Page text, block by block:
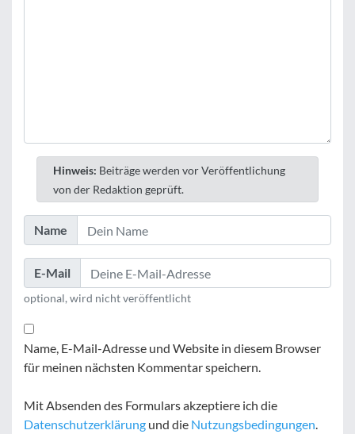
Hinweis: Beiträge werden vor Veröffentlichung
von der Redaktion geprüft.
Name
E-Mail
optional, wird nicht veröffentlicht
Name, E-Mail-Adresse und Website in diesem Browser
für meinen nächsten Kommentar speichern.
Mit Absenden des Formulars akzeptiere ich die
Datenschutzerklärung und die Nutzungsbedingungen.